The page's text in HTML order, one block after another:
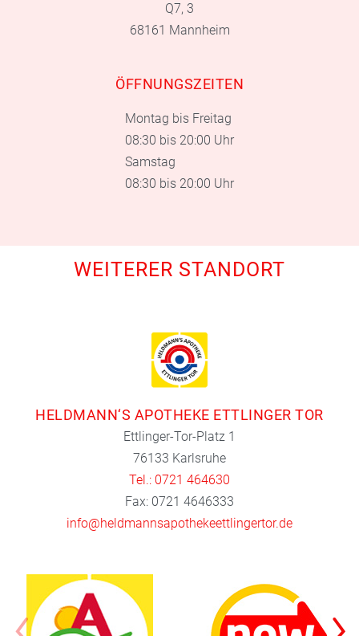
Q7, 3
68161 Mannheim
ÖFFNUNGSZEITEN
Montag bis Freitag
08:30 bis 20:00 Uhr
Samstag
08:30 bis 20:00 Uhr
WEITERER STANDORT
HELDMANN‘S APOTHEKE ETTLINGER TOR
Ettlinger-Tor-Platz 1
76133 Karlsruhe
Tel.: 0721 464630
Fax: 0721 4646333
info@heldmannsapothekeettlingertor.de